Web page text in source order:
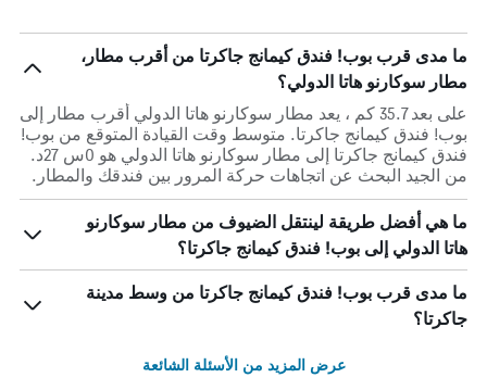
ما مدى قرب بوب! فندق كيمانج جاكرتا من أقرب مطار،
مطار سوكارنو هاتا الدولي؟
على بعد 35.7 كم ، يعد مطار سوكارنو هاتا الدولي أقرب مطار إلى
بوب! فندق كيمانج جاكرتا. متوسط وقت القيادة المتوقع من بوب!
فندق كيمانج جاكرتا إلى مطار سوكارنو هاتا الدولي هو 0س 27د.
من الجيد البحث عن اتجاهات حركة المرور بين فندقك والمطار.
ما هي أفضل طريقة لينتقل الضيوف من مطار سوكارنو
هاتا الدولي إلى بوب! فندق كيمانج جاكرتا؟
ما مدى قرب بوب! فندق كيمانج جاكرتا من وسط مدينة
جاكرتا؟
عرض المزيد من الأسئلة الشائعة